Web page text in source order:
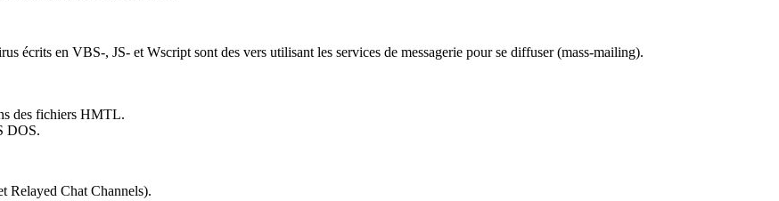
écrits en VBS-, JS- et Wscript sont des vers utilisant les services de messagerie pour se diffuser (mass-mailing).
des fichiers HMTL.
DOS.
Relayed Chat Channels).